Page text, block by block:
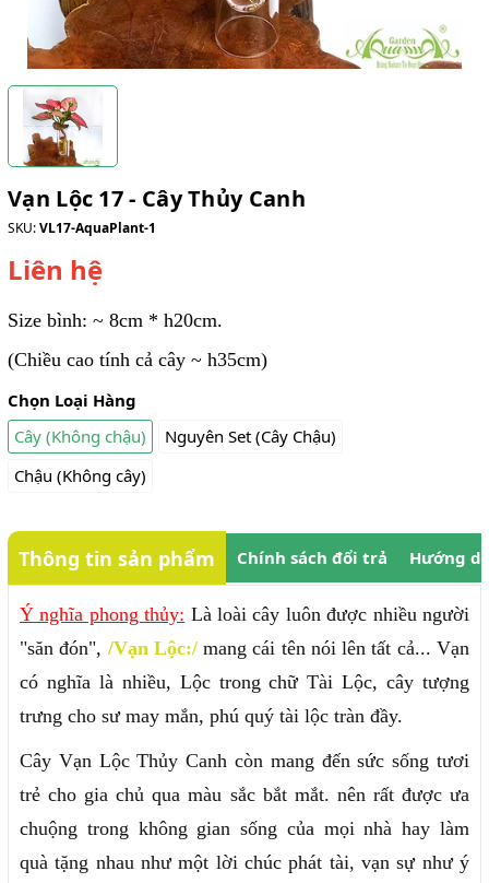
Vạn Lộc 17 - Cây Thủy Canh
SKU:VL17-AquaPlant-1
Liên hệ
Size bình: ~ 8cm * h20cm.
(Chiều cao tính cả cây ~ h35cm)
Chọn Loại Hàng
Cây (Không chậu)
Nguyên Set (Cây Chậu)
Chậu (Không cây)
Thông tin sản phẩm Chính sách đổi trả Hướng
Ý nghĩa phong thủy: Là loài cây luôn được nhiều người
"săn đón", /Vạn Lộc:/mang cái tên nói lên tất cả... Vạn
có nghĩa là nhiều, Lộc trong chữ Tài Lộc, cây tượng
trưng cho sư may mắn, phú quý tài lộc tràn đầy.
Cây Vạn Lộc Thủy Canh còn mang đến sức sống tươi
trẻ cho gia chủ qua màu sắc bắt mắt. nên rất được ưa
chuộng trong không gian sống của mọi nhà hay làm
quà tặng nhau như một lời chúc phát tài, vạn sự như ý